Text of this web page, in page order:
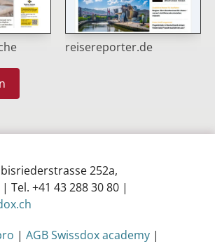
reisereporter.de
252a,
Tel. +41 43 288 30 80 |
| AGB Swissdox academy |